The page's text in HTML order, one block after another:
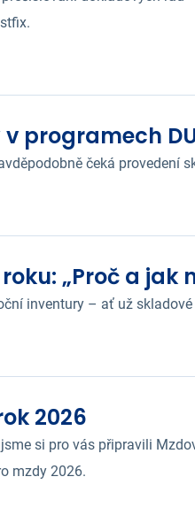
programech
čeká provedení
„Proč a jak
inventury – ať už
2026
si pro vás připravili
mzdy 2026.